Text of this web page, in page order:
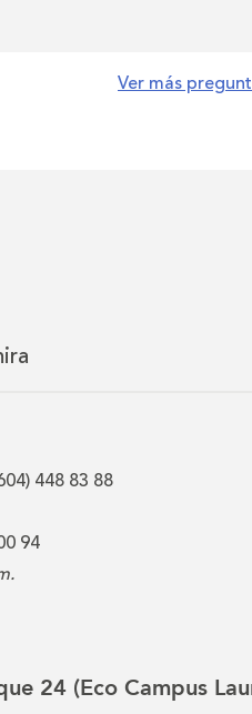
Ver más
448 83 88
94
24 (Eco Campus